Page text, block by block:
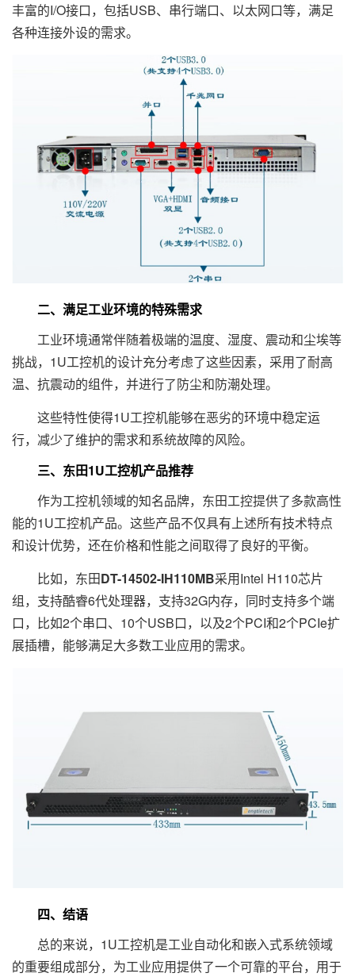
丰富的I/O接口，包括USB、串行端口、以太网口等，满足
各种连接外设的需求。
二、满足工业环境的特殊需求
工业环境通常伴随着极端的温度、湿度、震动和尘埃等
挑战，1U工控机的设计充分考虑了这些因素，采用了耐高
温、抗震动的组件，并进行了防尘和防潮处理。
这些特性使得1U工控机能够在恶劣的环境中稳定运
行，减少了维护的需求和系统故障的风险。
三、东田1U工控机产品推荐
作为工控机领域的知名品牌，东田工控提供了多款高性
能的1U工控机产品。这些产品不仅具有上述所有技术特点
和设计优势，还在价格和性能之间取得了良好的平衡。
比如，东田DT-14502-IH110MB采用Intel H110芯片
组，支持酷睿6代处理器，支持32G内存，同时支持多个端
口，比如2个串口、10个USB口，以及2个PCI和2个PCIe扩
展插槽，能够满足大多数工业应用的需求。
四、结语
总的来说，1U工控机是工业自动化和嵌入式系统领域
的重要组成部分，为工业应用提供了一个可靠的平台，用于